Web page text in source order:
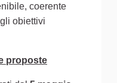
coerente
obiettivi
proposte